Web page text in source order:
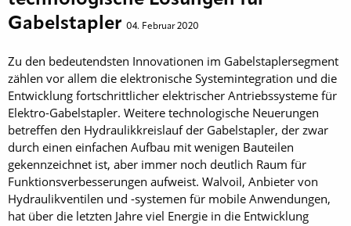
Gabelstapler 04. Februar 2020
Zu den bedeutendsten Innovationen im Gabelstaplersegment
zählen vor allem die elektronische Systemintegration und die
Entwicklung fortschrittlicher elektrischer Antriebssysteme für
Elektro-Gabelstapler. Weitere technologische Neuerungen
betreffen den Hydraulikkreislauf der Gabelstapler, der zwar
durch einen einfachen Aufbau mit wenigen Bauteilen
gekennzeichnet ist, aber immer noch deutlich Raum für
Funktionsverbesserungen aufweist. Walvoil, Anbieter von
Hydraulikventilen und -systemen für mobile Anwendungen,
hat über die letzten Jahre viel Energie in die Entwicklung